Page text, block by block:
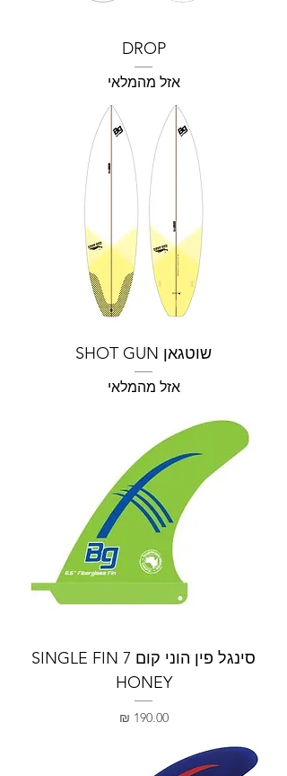
DROP
אזל מהמלאי
שוטגאן SHOT GUN
אזל מהמלאי
סינגל פין הוני קום 7 SINGLE FIN
HONEY
מחיר‏190.00 ‏₪